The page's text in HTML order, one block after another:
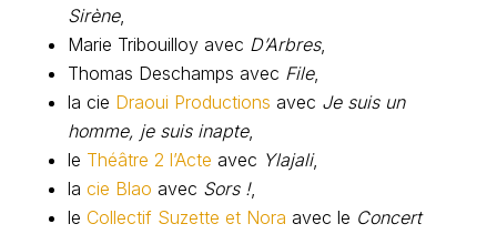
Sirène,
Marie Tribouilloy avec D’Arbres,
Thomas Deschamps avec File,
la cie Draoui Productions avec Je suis un
homme, je suis inapte,
le Théâtre 2 l’Acte avec Ylajali,
la cie Blao avec Sors !,
le Collectif Suzette et Nora avec le Concert